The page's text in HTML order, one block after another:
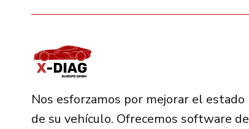
Nos esforzamos por mejorar el estado
de su vehículo. Ofrecemos software de